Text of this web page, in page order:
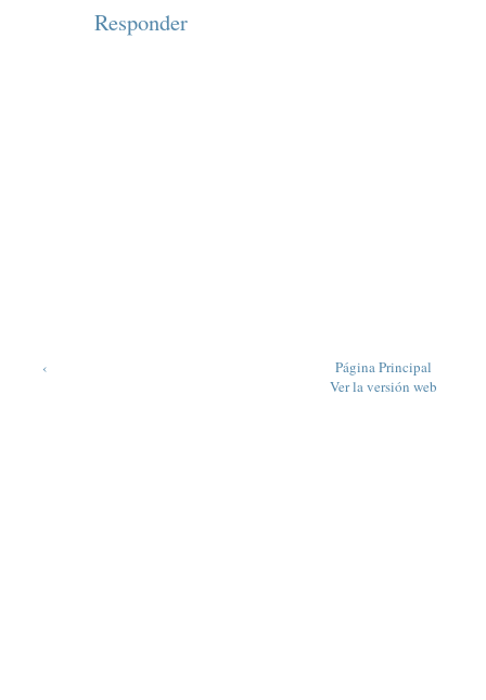
Responder
‹
Página Principal
Ver la versión web